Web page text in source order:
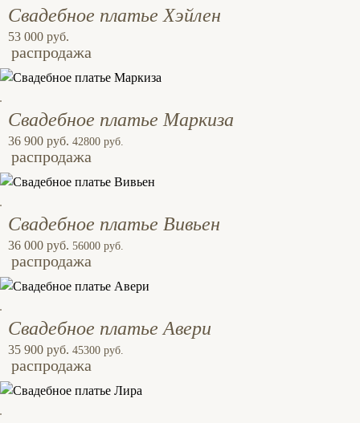
Свадебное платье Хэйлен
53 000 руб.
распродажа
Свадебное платье Маркиза
36 900 руб. 42800 руб.
распродажа
Свадебное платье Вивьен
36 000 руб. 56000 руб.
распродажа
Свадебное платье Авери
35 900 руб. 45300 руб.
распродажа